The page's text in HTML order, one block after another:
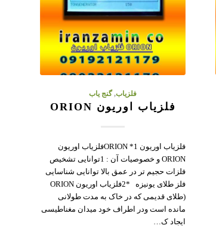
فلزیاب,گنج یاب
فلزیاب اوریون ORION
فلزیاب اوریون ORION *1فلزیاب اوریون
ORION و خصوصیات آن : 1توانایی تشخیص
فلزات حجیم تر در عمق بالا توانایی شناسایی
فلز طلای یونیزه *2فلزیاب اوریون ORION
(طلای قدیمی که در خاک به مدت طولانی
مانده است ودر اطراف خود میدان مغناطیسی
ایجاد ک…